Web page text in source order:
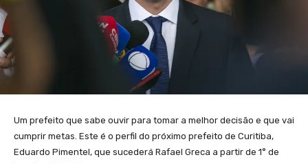
Um prefeito que sabe ouvir para tomar a melhor decisão e que vai
cumprir metas. Este é o perfil do próximo prefeito de Curitiba,
Eduardo Pimentel, que sucederá Rafael Greca a partir de 1° de